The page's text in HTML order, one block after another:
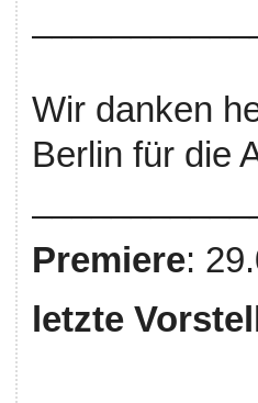
Wir danken
Berlin für die
Premiere:
letzte